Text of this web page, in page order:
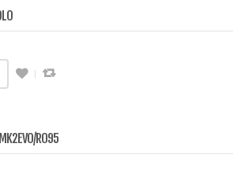
MK2EVO/R095